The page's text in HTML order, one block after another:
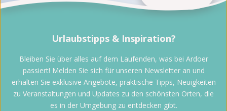
Urlaubstipps & Inspiration?
Bleiben Sie über alles auf dem Laufenden, was bei Ardoer
passiert! Melden Sie sich für unseren Newsletter an und
erhalten Sie exklusive Angebote, praktische Tipps, Neuigkeiten
zu Veranstaltungen und Updates zu den schönsten Orten, die
es in der Umgebung zu entdecken gibt.